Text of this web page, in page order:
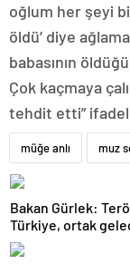
oğlum her şeyi
öldü’ diye
babasının
Çok kaçmaya
tehdit etti”
müğe anlı muz
Bakan Gürlek:
Türkiye, ortak
teminatıdır